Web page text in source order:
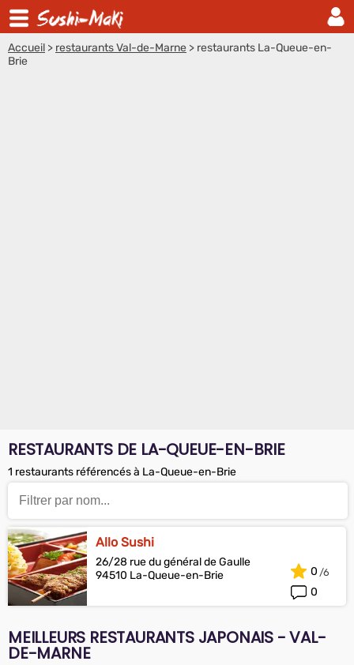
Accueil > restaurants Val-de-Marne > restaurants La-Queue-en-
Brie
RESTAURANTS DE LA-QUEUE-EN-BRIE
1 restaurants référencés à La-Queue-en-Brie
Allo Sushi
26/28 rue du général de Gaulle
94510 La-Queue-en-Brie
0
0
MEILLEURS RESTAURANTS JAPONAIS - VAL-
DE-MARNE